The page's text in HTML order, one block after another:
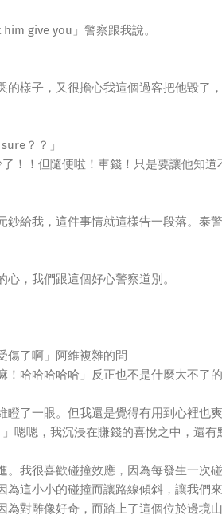
give you」警察跟我說。
樣子，又很擔心我這個過客把他毀了
？？」
了！！但隨便啦！車錢！只是要讓他知道
鈔給我，這件事情就這樣告一段落。泰
心，我們跟這個好心警察道別。
傷了啊」阿維複雜的問
！哈哈哈哈哈」反正也不是什麼大不
瞪了一眼。但我還是覺得有用到心裡也爽
」嗯嗯，我沉浸在賺錢的喜悅之中，還
。我很喜歡碰撞效應，因為每發生一次
為這小小的碰撞而讓路線傾斜，讓我們
對雕像好奇，而踏上了這個位於邊境